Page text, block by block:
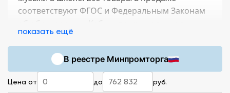
соответствуют ФГОС и Федеральным Законам
место для развития творческого потенциала,
нестандартного мышления у детей младшего и
среднего школьного возраста. Современное
оборудование и учебные материалы помогут
сделать образовательный процесс приятнее,
показать ещё
В реестре Минпромторга
Цена от до руб.